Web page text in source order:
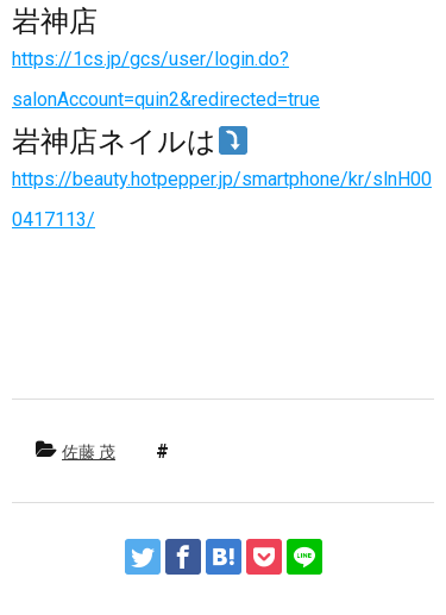
岩神店
https://1cs.jp/gcs/user/login.do?
salonAccount=quin2&redirected=true
岩神店ネイルは
https://beauty.hotpepper.jp/smartphone/kr/slnH00
0417113/
佐藤 茂